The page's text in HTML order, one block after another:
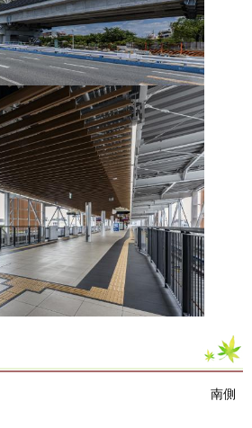
広場 南側